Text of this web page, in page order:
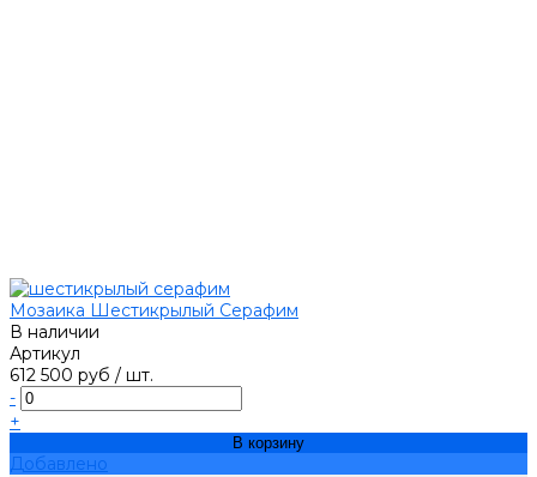
Мозаика Шестикрылый Серафим
В наличии
Артикул
612 500 руб / шт.
-
+
В корзину
Добавлено